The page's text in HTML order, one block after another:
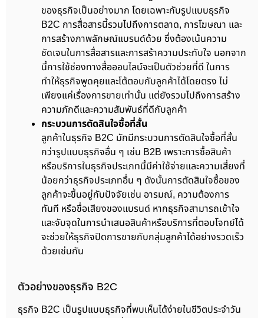
ของธุรกิจเป็นอย่างมาก โดยเฉพาะกับรูปแบบธุรกิจ
B2C การสื่อสารนี้รวมไปถึงการตลาด, การโฆษณา และ
การสร้างภาพลักษณ์แบรนด์ด้วย ซึ่งต้องเน้นความ
ชัดเจนในการสื่อสารและการสร้าความประทับใจ นอกจาก
นี้การใช้ช่องทางสื่อออนไลน์จะเป็นตัวช่วยที่ดี ในการ
ทำให้ธุรกิจพูดคุยและโต้ตอบกับลูกค้าได้โดยตรง ไม่
เพียงแค่เรื่องการขายเท่านั้น แต่ยังรวมไปถึงการสร้าง
ความภักดีและความสัมพันธ์ที่ดีกับลูกค้า
กระบวนการตัดสินใจซื้อที่สั้น
ลูกค้าในธุรกิจ B2C มักมีกระบวนการตัดสินใจซื้อที่สั้น
กว่ารูปแบบธุรกิจอื่น ๆ เช่น B2B เพราะการซื้อสินค้า
หรือบริการในธุรกิจประเภทนี้มีค่าใช้จ่ายและความเสี่ยงที่
น้อยกว่าธุรกิจประเภทอื่น ๆ ดังนั้นการตัดสินใจซื้อของ
ลูกค้าจะขึ้นอยู่กับปัจจัยเช่น อารมณ์, ความต้องการ
ทันที หรือชื่อเสียงของแบรนด์ หากธุรกิจสามารถเข้าใจ
และจับจุดในการนำเสนอสินค้าหรือบริการที่ตอบโจทย์ได้
จะช่วยให้ธุรกิจปิดการขายกับกลุ่มลูกค้าได้อย่างรวดเร็ว
ด้วยเช่นกัน
ตัวอย่างของธุรกิจ B2C
ธุรกิจ B2C เป็นรูปแบบธุรกิจที่พบเห็นได้ง่ายในชีวิตประจำวัน